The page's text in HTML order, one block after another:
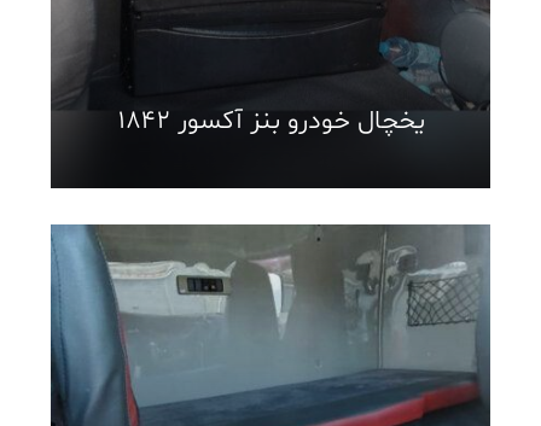
یخچال خودرو بنز آکسور ۱۸۴۲